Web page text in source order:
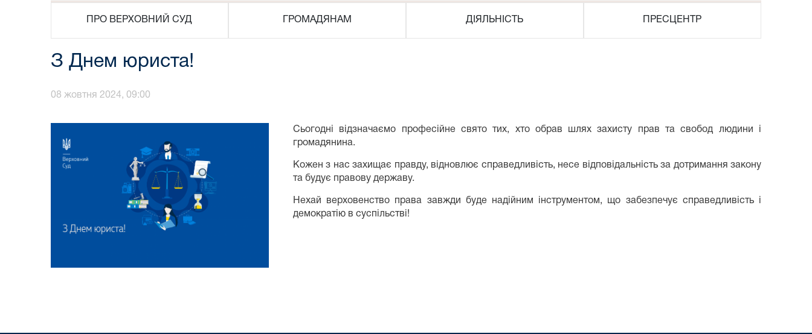
ПРО ВЕРХОВНИЙ СУД ГРОМАДЯНАМ ДІЯЛЬНІСТЬ ПРЕСЦЕНТР
З Днем юриста!
08 жовтня 2024, 09:00
Сьогодні відзначаємо професійне свято тих, хто обрав шлях захисту прав та свобод людини і
громадянина.
Кожен з нас захищає правду, відновлює справедливість, несе відповідальність за дотримання закону
та будує правову державу.
Нехай верховенство права завжди буде надійним інструментом, що забезпечує справедливість і
демократію в суспільстві!